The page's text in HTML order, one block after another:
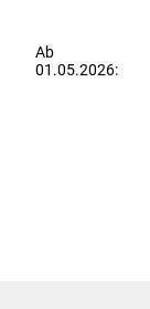
Ab
01.05.2026: